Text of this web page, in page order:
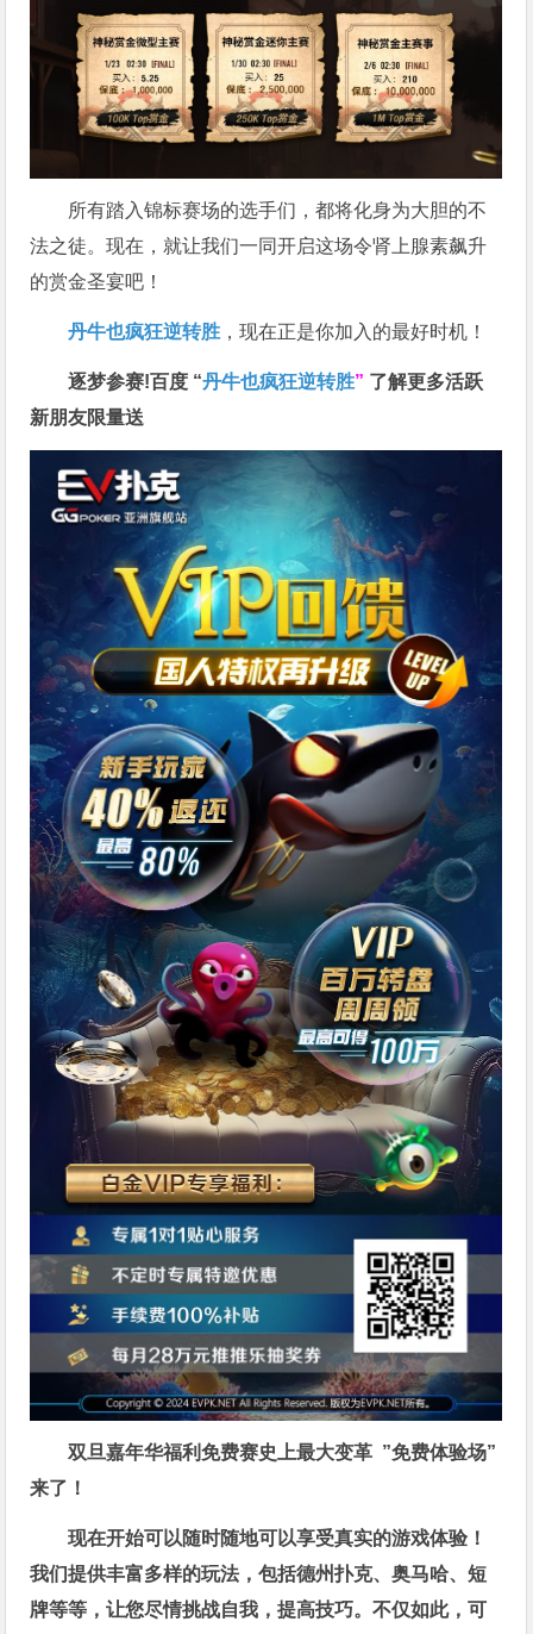
所有踏入锦标赛场的选手们，都将化身为大胆的不
法之徒。现在，就让我们一同开启这场令肾上腺素飙升
的赏金圣宴吧！
丹牛也疯狂逆转胜 ，现在正是你加入的最好时机！
逐梦参赛!百度 “丹牛也疯狂逆转胜” 了解更多活跃
新朋友限量送
双旦嘉年华福利免费赛史上最大变革 ”免费体验场”
来了！
现在开始可以随时随地可以享受真实的游戏体验！
我们提供丰富多样的玩法，包括德州扑克、奥马哈、短
牌等等，让您尽情挑战自我，提高技巧。不仅如此，可